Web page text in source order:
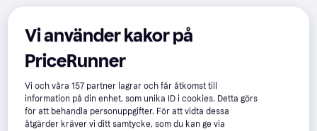
Vi använder kakor på
PriceRunner
Vi och våra157 partner lagrar och får åtkomst till
information på din enhet, som unika ID i cookies. Detta görs
för att behandla personuppgifter. För att vidta dessa
åtgärder kräver vi ditt samtycke, som du kan ge via